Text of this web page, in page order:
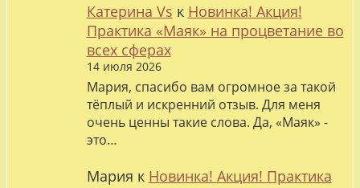
Катерина Vs к Новинка! Акция!
Практика «Маяк» на процветание во
всех сферах
14 июля 2026
Мария, спасибо вам огромное за такой
тёплый и искренний отзыв. Для меня
очень ценны такие слова. Да, «Маяк» -
это…
Мария к Новинка! Акция! Практика